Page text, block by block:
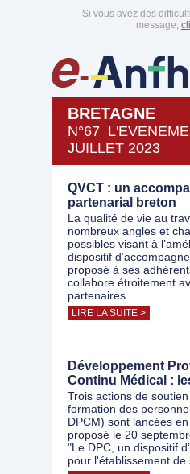
Si vous avez des
message,
BRETAGNE
N°67
JUILLET 2023
QVCT : un
partenarial breton
La qualité de vie au
nombreux angles et
possibles visant à
dispositif
proposé à ses
collabore étroitement
partenaires.
LIRE LA SUITE >
Développement
Continu Médical :
Trois actions de
formation des
DPCM) sont lancées
proposé le 20
"Le DPC, un dispositif
pour l'établissement de